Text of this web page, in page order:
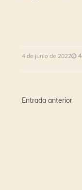
4 de junio de 2022
Entrada anterior